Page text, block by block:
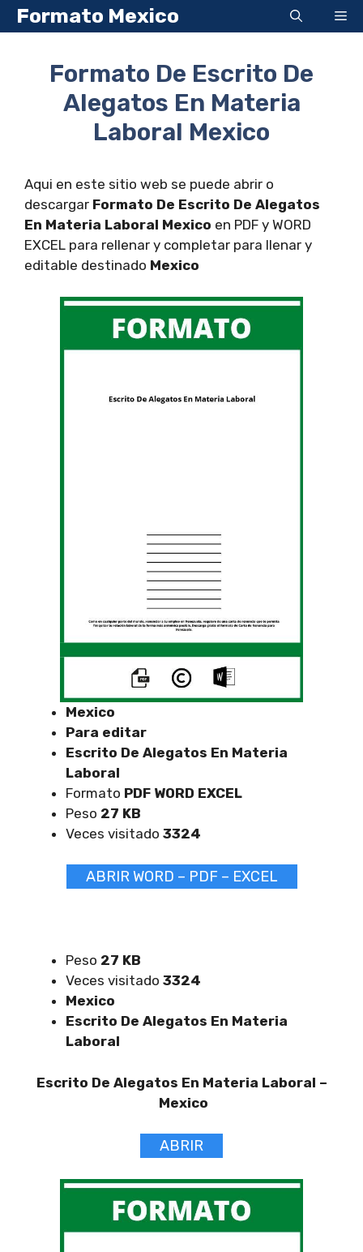
Saltar
al
Formato Mexico
Formato De Escrito De
Alegatos En Materia
Laboral Mexico
Aqui en este sitio web se puede abrir o
descargar Formato De Escrito De Alegatos
En Materia Laboral Mexico en PDF y WORD
EXCEL para rellenar y completar para llenar y
editable destinado Mexico
Mexico
Para editar
Escrito De Alegatos En Materia
Laboral
Formato PDF WORD EXCEL
Peso 27 KB
Veces visitado 3324
ABRIR WORD – PDF – EXCEL
Peso 27 KB
Veces visitado 3324
Mexico
Escrito De Alegatos En Materia
Laboral
Escrito De Alegatos En Materia Laboral –
Mexico
ABRIR